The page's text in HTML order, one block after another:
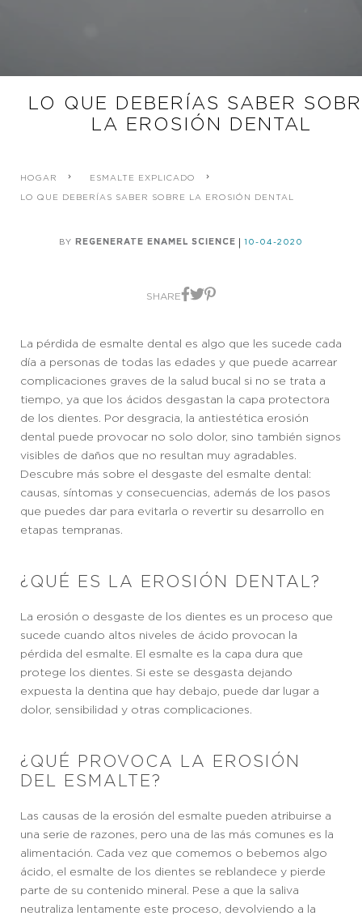
LO QUE DEBERÍAS SABER
LA EROSIÓN DENTAL
HOGAR ESMALTE EXPLICADO
LO QUE DEBERÍAS SABER SOBRE LA EROSIÓN DENTAL
BY REGENERATE ENAMEL SCIENCE 10-04-2020
SHARE Compartilhar no
Compartilhar no X
Compartilhar no
La pérdida de esmalte dental es algo que les sucede cada
día a personas de todas las edades y que puede acarrear
complicaciones graves de la salud bucal si no se trata a
tiempo, ya que los ácidos desgastan la capa protectora
de los dientes. Por desgracia, la antiestética erosión
dental puede provocar no solo dolor, sino también signos
visibles de daños que no resultan muy agradables.
Descubre más sobre el desgaste del esmalte dental:
causas, síntomas y consecuencias, además de los pasos
que puedes dar para evitarla o revertir su desarrollo en
etapas tempranas.
¿QUÉ ES LA EROSIÓN DENTAL?
La erosión o desgaste de los dientes es un proceso que
sucede cuando altos niveles de ácido provocan la
pérdida del esmalte. El esmalte es la capa dura que
protege los dientes. Si este se desgasta dejando
expuesta la dentina que hay debajo, puede dar lugar a
dolor, sensibilidad y otras complicaciones.
¿QUÉ PROVOCA LA EROSIÓN
DEL ESMALTE?
Las causas de la erosión del esmalte pueden atribuirse a
una serie de razones, pero una de las más comunes es la
alimentación. Cada vez que comemos o bebemos algo
ácido, el esmalte de los dientes se reblandece y pierde
parte de su contenido mineral. Pese a que la saliva
neutraliza lentamente este proceso, devolviendo a la